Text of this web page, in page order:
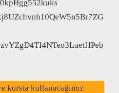
kursta kullanacağımız